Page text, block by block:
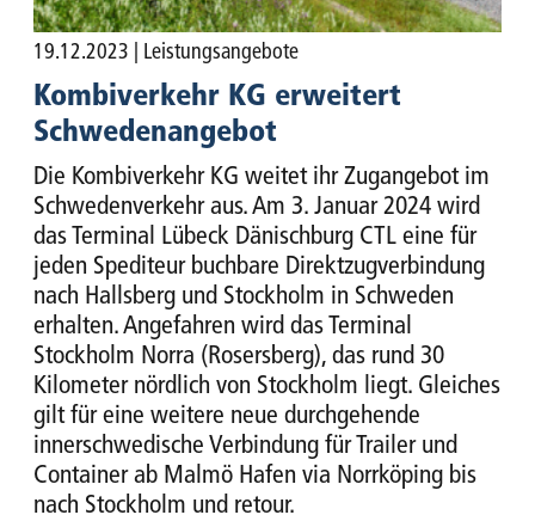
19.12.2023 | Leistungsangebote
Kombiverkehr KG erweitert
Schwedenangebot
Die Kombiverkehr KG weitet ihr Zugangebot im
Schwedenverkehr aus. Am 3. Januar 2024 wird
das Terminal Lübeck Dänischburg CTL eine für
jeden Spediteur buchbare Direktzugverbindung
nach Hallsberg und Stockholm in Schweden
erhalten. Angefahren wird das Terminal
Stockholm Norra (Rosersberg), das rund 30
Kilometer nördlich von Stockholm liegt. Gleiches
gilt für eine weitere neue durchgehende
innerschwedische Verbindung für Trailer und
Container ab Malmö Hafen via Norrköping bis
nach Stockholm und retour.